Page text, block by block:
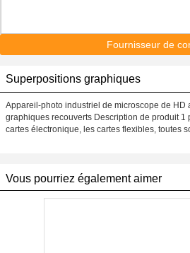
Fournisseur de
Superpositions graphiques
Appareil-photo industriel de microscope de HD
graphiques recouverts Description de produit 1
cartes électronique, les cartes flexibles, toutes
Vous pourriez également aimer